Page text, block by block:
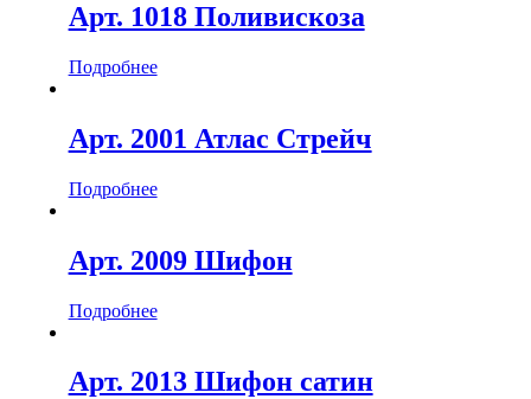
Арт. 1018 Поливискоза
Подробнее
Арт. 2001 Атлас Стрейч
Подробнее
Арт. 2009 Шифон
Подробнее
Арт. 2013 Шифон сатин